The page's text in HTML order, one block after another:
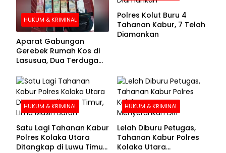
HUKUM & KRIMINAL
Aparat Gabungan
Gerebek Rumah Kos di
Lasusua, Dua Terduga
Polres Kolut Buru 4
Tahanan Kabur, 7 Telah
Diamankan
HUKUM & KRIMINAL
Satu Lagi Tahanan Kabur
Polres Kolaka Utara
Ditangkap di Luwu Timur,
HUKUM & KRIMINAL
Lelah Diburu Petugas,
Tahanan Kabur Polres
Kolaka Utara